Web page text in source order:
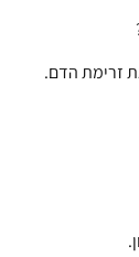
זרימת הדם.